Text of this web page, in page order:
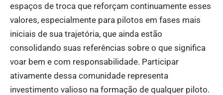
espaços de troca que reforçam continuamente esses
valores, especialmente para pilotos em fases mais
iniciais de sua trajetória, que ainda estão
consolidando suas referências sobre o que significa
voar bem e com responsabilidade. Participar
ativamente dessa comunidade representa
investimento valioso na formação de qualquer piloto.